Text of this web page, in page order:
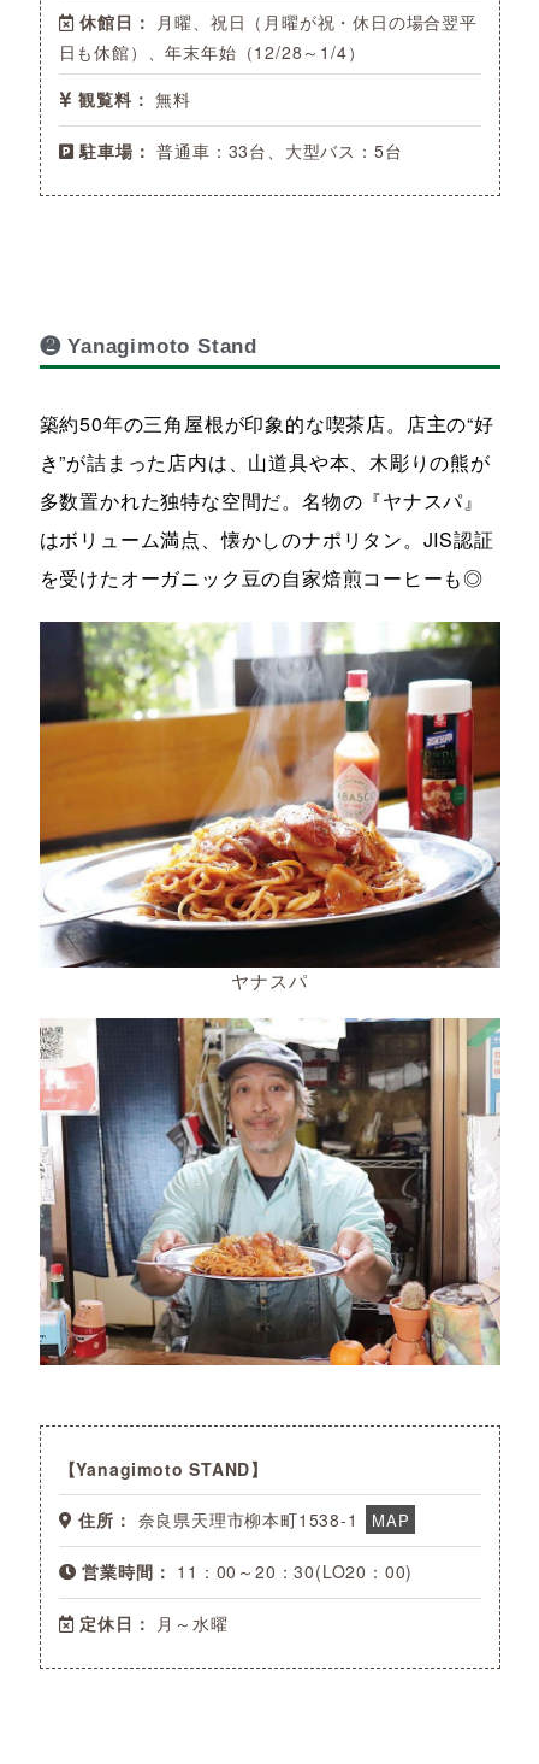
休館日： 月曜、祝日（月曜が祝・休日の場合翌平
日も休館）、年末年始（12/28～1/4）
観覧料： 無料
駐車場： 普通車：33台、大型バス：5台
❷ Yanagimoto Stand
築約50年の三角屋根が印象的な喫茶店。店主の“好
き”が詰まった店内は、山道具や本、木彫りの熊が
多数置かれた独特な空間だ。名物の『ヤナスパ』
はボリューム満点、懐かしのナポリタン。JIS認証
を受けたオーガニック豆の自家焙煎コーヒーも◎
ヤナスパ
Yanagimoto STAND
住所： 奈良県天理市柳本町1538-1 MAP
営業時間： 11：00～20：30(LO20：00)
定休日： 月～水曜